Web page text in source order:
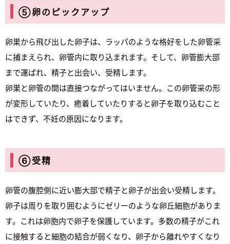
⑤卵のピックアップ
卵巣から飛び出した卵子は、ラッパのような格好をした卵管采
に捕まえられ、卵管内に取り込まれます。そして、卵管膨大部
まで運ばれ、精子と出会い、受精します。
卵巣と卵管の間は直接つながってはいません。この卵管采の形
が変形していたり、癒着していたりすると卵子を取り込むこと
はできず、不妊の原因になります。
⑥受精
卵管の腹腔側に近い膨大部で精子と卵子が出会い受精します。
卵子は周りを取り囲むようにゼリーのような卵丘細胞がありま
す。これは卵胞内で卵子を保護しています。多数の精子がこれ
に接触すると細胞の結合が弱くなり、卵子から離れやすくなり